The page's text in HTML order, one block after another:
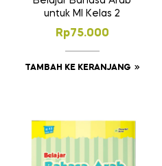
untuk MI Kelas 2
Rp75.000
TAMBAH KE KERANJANG